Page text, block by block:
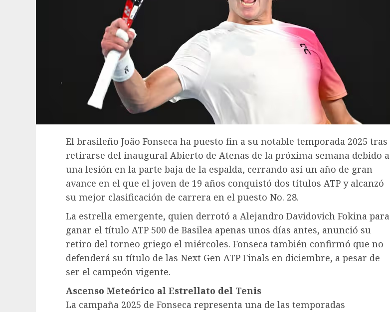
El brasileño João Fonseca ha puesto fin a su notable temporada 2025 tras
retirarse del inaugural Abierto de Atenas de la próxima semana debido a
una lesión en la parte baja de la espalda, cerrando así un año de gran
avance en el que el joven de 19 años conquistó dos títulos ATP y alcanzó
su mejor clasificación de carrera en el puesto No. 28.
La estrella emergente, quien derrotó a Alejandro Davidovich Fokina para
ganar el título ATP 500 de Basilea apenas unos días antes, anunció su
retiro del torneo griego el miércoles. Fonseca también confirmó que no
defenderá su título de las Next Gen ATP Finals en diciembre, a pesar de
ser el campeón vigente.
Ascenso Meteórico al Estrellato del Tenis
La campaña 2025 de Fonseca representa una de las temporadas